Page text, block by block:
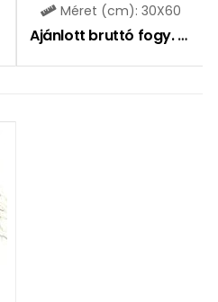
7290Ft
Méret (cm): 30X60
Ajánlott bruttó fogy. ár: